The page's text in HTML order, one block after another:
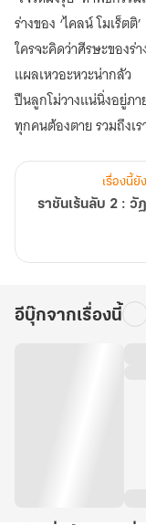
ร่างของ ‘ไคลน์ โมเร็ตติ’
ใครจะคิดว่าศีรษะของร่
แผลเหวอะหวะน่ากลัว
ปืนลูกโม่วางแน่นิ่งอยู่ภ
ทุกคนต้องตาย รวมถึงเร
บนโลกที่คล้ายคลึงกับยุค
โลกที่มีพระจันทร์สีเลื
โจวหมิงรุ่ยกลับพบว่า เ
แห่งนี้
เป็นภาษาจีนเอาไว้
ไดอารี่ที่่ไม่มีผู้ใดอ่านอ
เรื่องนี้ยั
อีบุ๊กจากเรื่องนี้